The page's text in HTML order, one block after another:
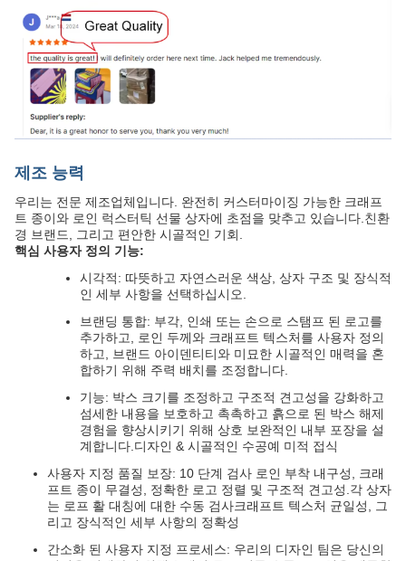
제조 능력
우리는 전문 제조업체입니다. 완전히 커스터마이징 가능한 크래프
트 종이와 로인 럭스터틱 선물 상자에 초점을 맞추고 있습니다.친환
경 브랜드, 그리고 편안한 시골적인 기회.
핵심 사용자 정의 기능:
시각적: 따뜻하고 자연스러운 색상, 상자 구조 및 장식적
인 세부 사항을 선택하십시오.
브랜딩 통합: 부각, 인쇄 또는 손으로 스탬프 된 로고를
추가하고, 로인 두께와 크래프트 텍스처를 사용자 정의
하고, 브랜드 아이덴티티와 미묘한 시골적인 매력을 혼
합하기 위해 주력 배치를 조정합니다.
기능: 박스 크기를 조정하고 구조적 견고성을 강화하고
섬세한 내용을 보호하고 촉촉하고 흙으로 된 박스 해제
경험을 향상시키기 위해 상호 보완적인 내부 포장을 설
계합니다.디자인 & 시골적인 수공예 미적 접식
사용자 지정 품질 보장: 10 단계 검사 로인 부착 내구성, 크래
프트 종이 무결성, 정확한 로고 정렬 및 구조적 견고성.각 상자
는 로프 활 대칭에 대한 수동 검사크래프트 텍스처 균일성, 그
리고 장식적인 세부 사항의 정확성
간소화 된 사용자 지정 프로세스: 우리의 디자인 팀은 당신의